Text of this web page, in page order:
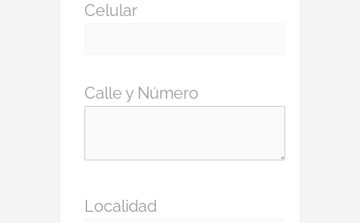
Celular
Calle y Número
Localidad